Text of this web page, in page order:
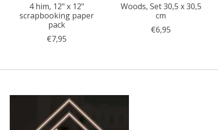
4 him, 12" x 12"
scrapbooking paper
pack
€7,95
Woods, Set 30,5 x 30,5
cm
€6,95